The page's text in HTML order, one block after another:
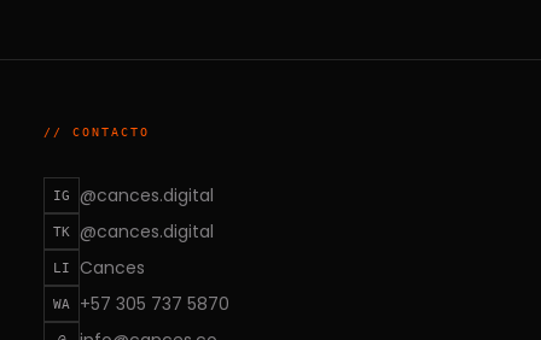
// CONTACTO
IG @cances.digital
TK @cances.digital
LI Cances
WA +57 305 737 5870